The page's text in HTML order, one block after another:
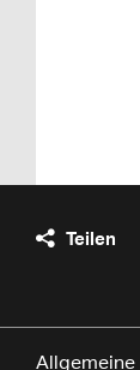
Teilen